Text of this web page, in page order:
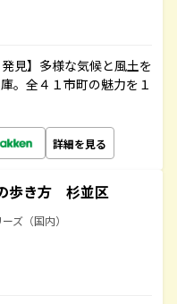
見】多様な気候と風土を
。全４１市町の魅力を１
詳細を見る
歩き方 杉並区
ズ（国内）